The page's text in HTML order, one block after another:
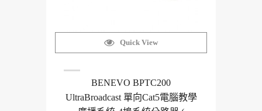
Quick View
BENEVO BPTC200
UltraBroadcast 單向Cat5電腦教學